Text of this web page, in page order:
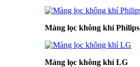
Màng lọc không khí Philips
Màng lọc không khí LG